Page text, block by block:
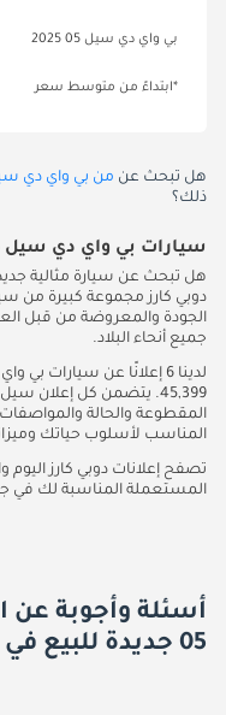
بي واي دي سيل 05 2025
*ابتداءً من متوسط سعر
هل تبحث عن من بي واي دي سيل 05 مستعملة للبيع في
ذلك؟
سيارات بي واي دي سيل 05 جديدة للبيع في الإمارات
الجودة والمعروضة من قبل
جميع أنحاء البلاد.
لدينا 6 إعلانًا عن سيارات بي واي دي سيل 05 تبدأ من متوسط سعر
المناسب لأسلوب حياتك
المستعملة المناسبة لك في
أسئلة وأجوبة
05 جديدة للبيع في الإمارات